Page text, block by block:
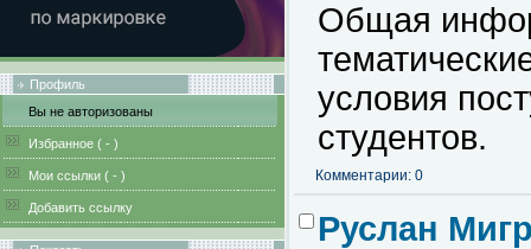
Профиль
Вы не авторизованы
Избранное ( - )
Мои ссылки ( - )
Добавить ссылку
Общая
условия
студентов.
Комментарии: 0
Руслан